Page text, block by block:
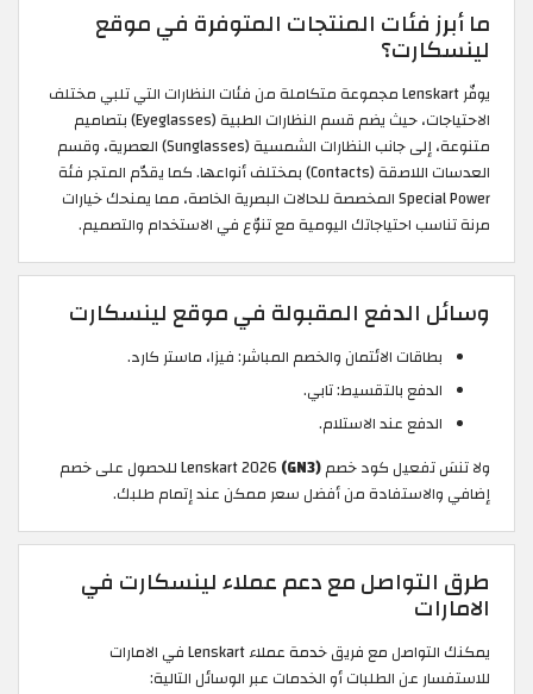
ما أبرز فئات المنتجات المتوفرة في موقع
لينسكارت؟
يوفّر Lenskart مجموعة متكاملة من فئات النظارات التي تلبي مختلف
الاحتياجات، حيث يضم قسم النظارات الطبية (Eyeglasses) بتصاميم
متنوعة، إلى جانب النظارات الشمسية (Sunglasses) العصرية، وقسم
العدسات اللاصقة (Contacts) بمختلف أنواعها. كما يقدّم المتجر فئة
Special Power المخصصة للحالات البصرية الخاصة، مما يمنحك خيارات
مرنة تناسب احتياجاتك اليومية مع تنوّع في الاستخدام والتصميم.
وسائل الدفع المقبولة في موقع لينسكارت
بطاقات الائتمان والخصم المباشر: فيزا، ماستر كارد.
الدفع بالتقسيط: تابي.
الدفع عند الاستلام.
ولا تنسَ تفعيل كود خصم Lenskart 2026(GN3)
للحصول على خصم
إضافي والاستفادة من أفضل سعر ممكن عند إتمام طلبك.
طرق التواصل مع دعم عملاء لينسكارت في
الامارات
يمكنك التواصل مع فريق خدمة عملاء Lenskart في الامارات
للاستفسار عن الطلبات أو الخدمات عبر الوسائل التالية: